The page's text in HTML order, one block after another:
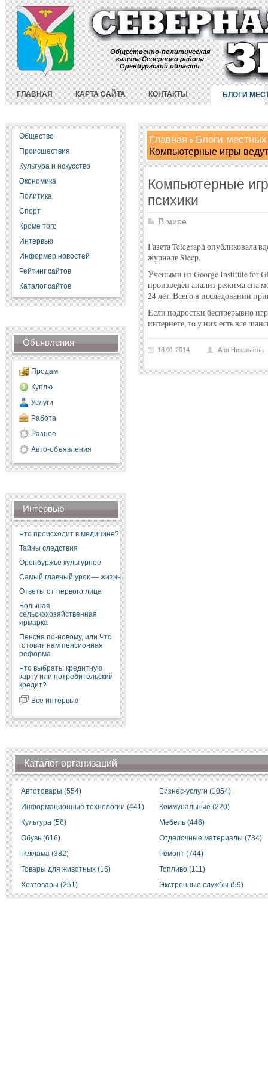
Общественно-политическая
газета Северного района
Оренбургской области
ГЛАВНАЯ КАРТА САЙТА КОНТАКТЫ БЛОГИ
Общество
Происшествия
Культура и искусство
Экономика
Политика
Спорт
Кроме того
Интервью
Информер новостей
Рейтинг сайтов
Каталог сайтов
Объявления
Продам
Куплю
Услуги
Работа
Разное
Авто-объявления
Интервью
Что происходит в медицине?
Тайны следствия
Оренбуржье культурное
Самый главный урок — жизнь
Ответы от первого лица
Большая
сельскохозяйственная
ярмарка
Пенсия по-новому, или Что
готовит нам пенсионная
реформа
Что выбрать: кредитную
карту или потребительский
кредит?
Все интервью
Главная Блоги
Компьютерные игры
Компьютерные
психики
В мире
Газета Telegraph опубликовала
журнале Sleep.
Учеными из George Institute for
произведён анализ режима сна
24 лет. Всего в исследовании
Если подростки беспрерывно
интернете, то у них есть все
18.01.2014 Аня Николаева
Каталог организаций
Автотовары (554)
Бизнес-услуги (1054)
Информационные технологии (441)
Коммунальные (220)
Культура (56)
Мебель (446)
Обувь (616)
Отделочные материалы (734)
Реклама (382)
Ремонт (744)
Товары для животных (16)
Топливо (111)
Хозтовары (251)
Экстренные службы (59)